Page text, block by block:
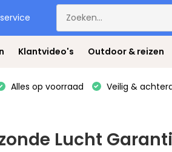
Klantvideo's Outdoor & reizen
Alles op voorraad Veilig &
Lucht